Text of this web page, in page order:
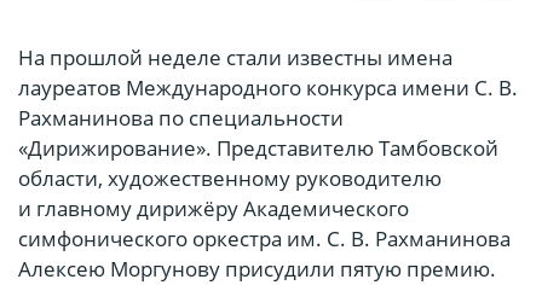
На прошлой неделе стали известны имена
лауреатов Международного конкурса имени С. В.
Рахманинова по специальности
«Дирижирование». Представителю Тамбовской
области, художественному руководителю
и главному дирижёру Академического
симфонического оркестра им. С. В. Рахманинова
Алексею Моргунову присудили пятую премию.